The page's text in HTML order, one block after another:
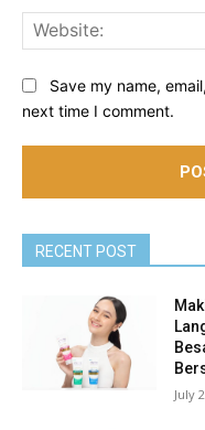
Save my name,
next time I comment.
RECENT POST
July